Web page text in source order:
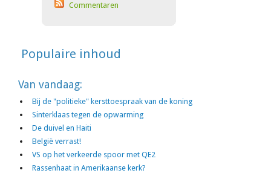
Commentaren
Populaire inhoud
Van vandaag:
Bij de "politieke" kersttoespraak van de koning
Sinterklaas tegen de opwarming
De duivel en Haiti
België verrast!
VS op het verkeerde spoor met QE2
Rassenhaat in Amerikaanse kerk?